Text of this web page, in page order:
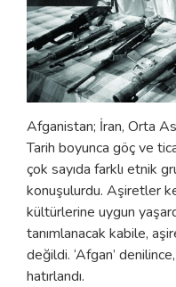
Afganistan; İran, Orta
Tarih boyunca göç ve
çok sayıda farklı etnik
konuşulurdu. Aşiretler
kültürlerine uygun
tanımlanacak kabile,
değildi. ‘Afgan’
hatırlandı.